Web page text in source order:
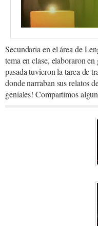
Secundaria en el área de
tema en clase, elaboraron
pasada tuvieron la tarea de
donde narraban sus relatos
geniales! Compartimos